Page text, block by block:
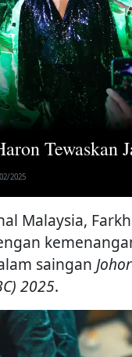
Tewaskan
2025
Malaysia,
saingan
2025.